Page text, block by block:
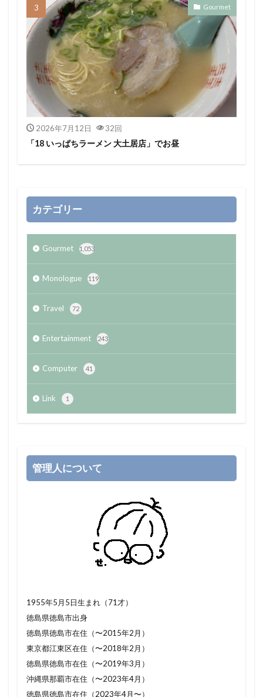
Gourmet
2026年7月12日 32回
「18 いっぱちラーメン 大土居店」でお昼
カテゴリー
Gourmet 1,053
Monologue 119
Travel 72
Entertainment 243
Computer 41
Link 1
管理人について
1955年5月5日生まれ（71才）
徳島県徳島市出身
徳島県徳島市在住（〜2015年2月）
東京都江東区在住（〜2018年2月）
徳島県徳島市在住（〜2019年3月）
沖縄県那覇市在住（〜2023年4月）
徳島県徳島市在住（2023年4月〜）